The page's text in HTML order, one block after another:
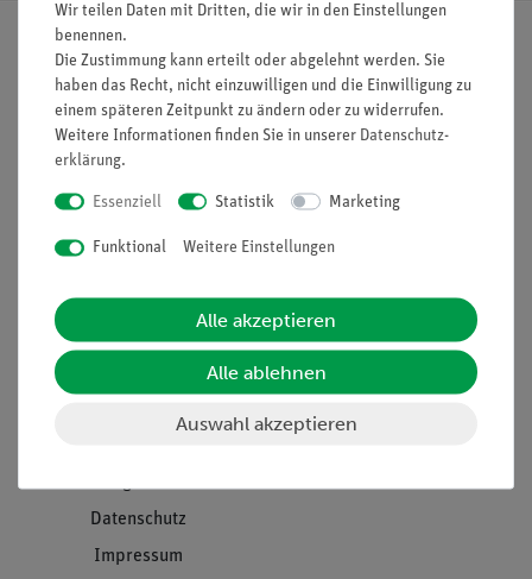
Nach oben
Informationen
Unternehmen
Projekte und Lösungen
Datenschutz
Impressum
Service
Übersicht Service
Beratung & Showroom
Inventarisierungs- &
Einräumservice
Inbetriebnahme & Schulungen
Wir teilen Daten mit Dritten, die wir in den Einstellungen
benennen.
Die Zustimmung kann erteilt oder abgelehnt werden. Sie
haben das Recht, nicht einzuwilligen und die Einwilligung zu
einem späteren Zeitpunkt zu ändern oder zu widerrufen.
Weitere Informationen finden Sie in unserer Daten­schutz­
erklärung.
Essenziell Statistik Marketing
Funktional Weitere Einstellungen
Alle akzeptieren
Alle ablehnen
Auswahl akzeptieren